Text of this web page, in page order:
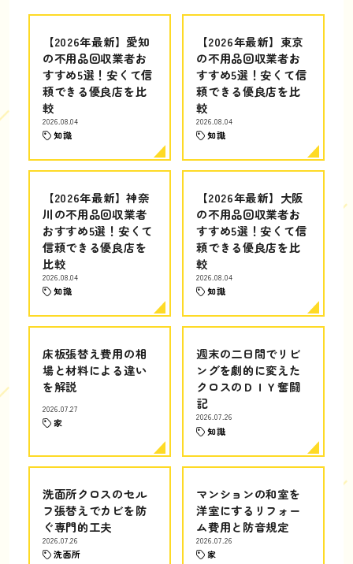
【2026年最新】愛知
の不用品回収業者お
すすめ5選！安くて信
頼できる優良店を比
較
2026.08.04
知識
【2026年最新】東京
の不用品回収業者お
すすめ5選！安くて信
頼できる優良店を比
較
2026.08.04
知識
【2026年最新】神奈
川の不用品回収業者
おすすめ5選！安くて
信頼できる優良店を
比較
2026.08.04
知識
【2026年最新】大阪
の不用品回収業者お
すすめ5選！安くて信
頼できる優良店を比
較
2026.08.04
知識
床板張替え費用の相
場と材料による違い
を解説
2026.07.27
家
週末の二日間でリビ
ングを劇的に変えた
クロスのＤＩＹ奮闘
記
2026.07.26
知識
洗面所クロスのセル
フ張替えでカビを防
ぐ専門的工夫
2026.07.26
洗面所
マンションの和室を
洋室にするリフォー
ム費用と防音規定
2026.07.26
家